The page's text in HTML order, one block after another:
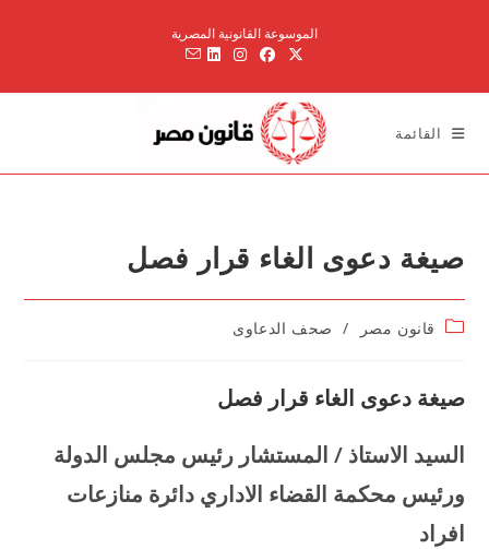
الموسوعة القانونية المصرية
القائمة
صيغة دعوى الغاء قرار فصل
Postقانون مصر / صحف الدعاوى
صيغة دعوى الغاء قرار فصل
السيد الاستاذ / المستشار رئيس مجلس الدولة
ورئيس محكمة القضاء الاداري دائرة منازعات
افراد